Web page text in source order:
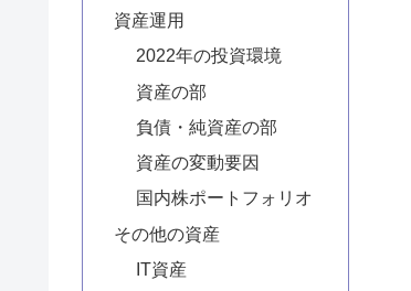
資産運用
2022年の投資環境
資産の部
負債・純資産の部
資産の変動要因
国内株ポートフォリオ
その他の資産
IT資産